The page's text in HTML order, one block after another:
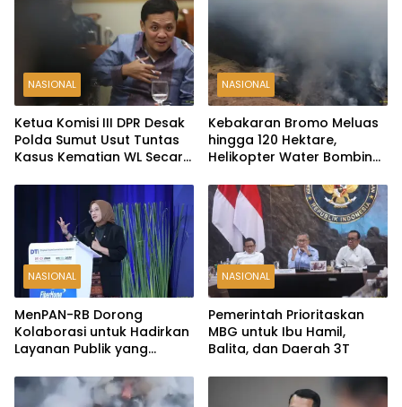
NASIONAL
Ketua Komisi III DPR Desak
Polda Sumut Usut Tuntas
Kasus Kematian WL Secara
NASIONAL
Kebakaran Bromo Meluas
hingga 120 Hektare,
Helikopter Water Bombing
NASIONAL
MenPAN-RB Dorong
Kolaborasi untuk Hadirkan
Layanan Publik yang
NASIONAL
Pemerintah Prioritaskan
MBG untuk Ibu Hamil,
Balita, dan Daerah 3T